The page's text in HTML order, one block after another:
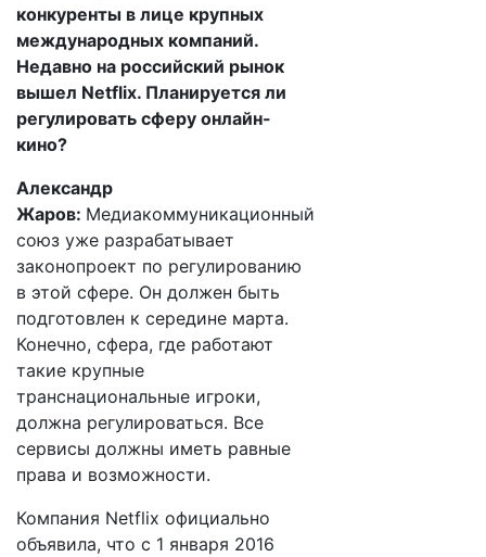
конкуренты в лице крупных
международных компаний.
Недавно на российский рынок
вышел Netflix. Планируется ли
регулировать сферу онлайн-
кино?
Александр
Жаров: Медиакоммуникационный
союз уже разрабатывает
законопроект по регулированию
в этой сфере. Он должен быть
подготовлен к середине марта.
Конечно, сфера, где работают
такие крупные
транснациональные игроки,
должна регулироваться. Все
сервисы должны иметь равные
права и возможности.
Компания Netflix официально
объявила, что с 1 января 2016